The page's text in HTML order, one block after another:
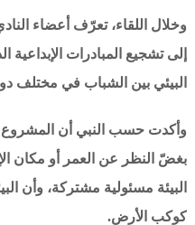
وخلال اللقاء، تعرّف أعضاء
إلى تشجيع المبادرات الإبداعية
البيئي بين الشباب في مختلف
وأكدت حسب النبي أن المشروع
بغضّ النظر عن العمر أو مكان
البيئة مسئولية مشتركة، وأن
كوكب الأرض.